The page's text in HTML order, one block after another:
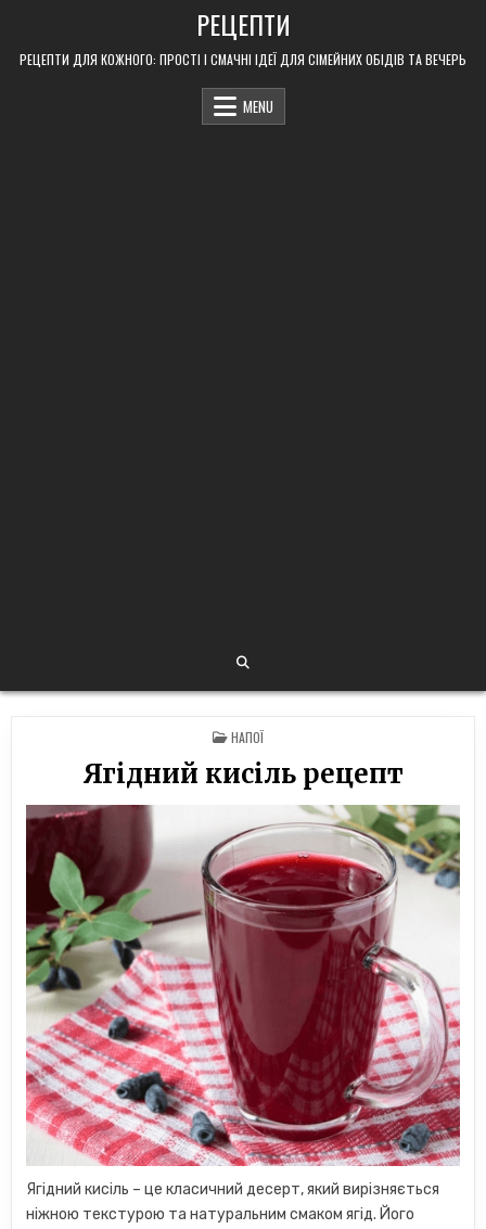
content
РЕЦЕПТИ
РЕЦЕПТИ ДЛЯ КОЖНОГО: ПРОСТІ І СМАЧНІ ІДЕЇ ДЛЯ СІМЕЙНИХ ОБІДІВ ТА ВЕЧЕРЬ
MENU
POSTED
IN
НАПОЇ
Ягідний кисіль рецепт
Ягідний кисіль – це класичний десерт, який вирізняється
ніжною текстурою та натуральним смаком ягід. Його